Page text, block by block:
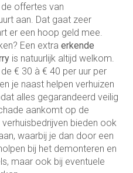
offertes van
aan. Dat gaat zeer
er een hoop geld mee.
Een extra erkende
is natuurlijk altijd welkom.
€ 30 à € 40 per uur per
je naast helpen verhuizen
alles gegarandeerd veilig
aankomt op de
bieden ook
waarbij je dan door een
bij het demonteren en
maar ook bij eventuele